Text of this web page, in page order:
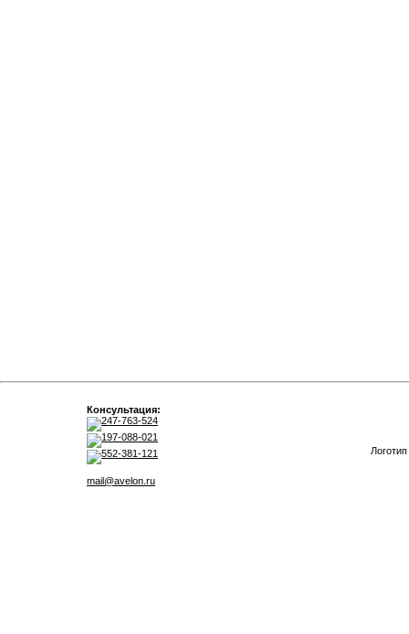
Консультация:
247-763-524
197-088-021
552-381-121
mail@avelon.ru